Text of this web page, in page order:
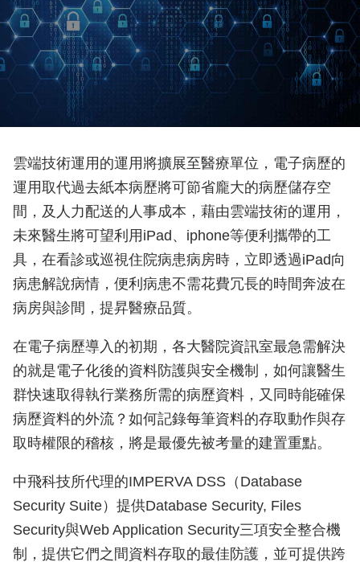
雲端技術運用的運用將擴展至醫療單位，電子病歷的
運用取代過去紙本病歷將可節省龐大的病歷儲存空
間，及人力配送的人事成本，藉由雲端技術的運用，
未來醫生將可望利用iPad、iphone等便利攜帶的工
具，在看診或巡視住院病患病房時，立即透過iPad向
病患解說病情，便利病患不需花費冗長的時間奔波在
病房與診間，提昇醫療品質。
在電子病歷導入的初期，各大醫院資訊室最急需解決
的就是電子化後的資料防護與安全機制，如何讓醫生
群快速取得執行業務所需的病歷資料，又同時能確保
病歷資料的外流？如何記錄每筆資料的存取動作與存
取時權限的稽核，將是最優先被考量的建置重點。
中飛科技所代理的IMPERVA DSS（Database
Security Suite）提供Database Security, Files
Security與Web Application Security三項安全整合機
制，提供它們之間資料存取的最佳防護，並可提供跨